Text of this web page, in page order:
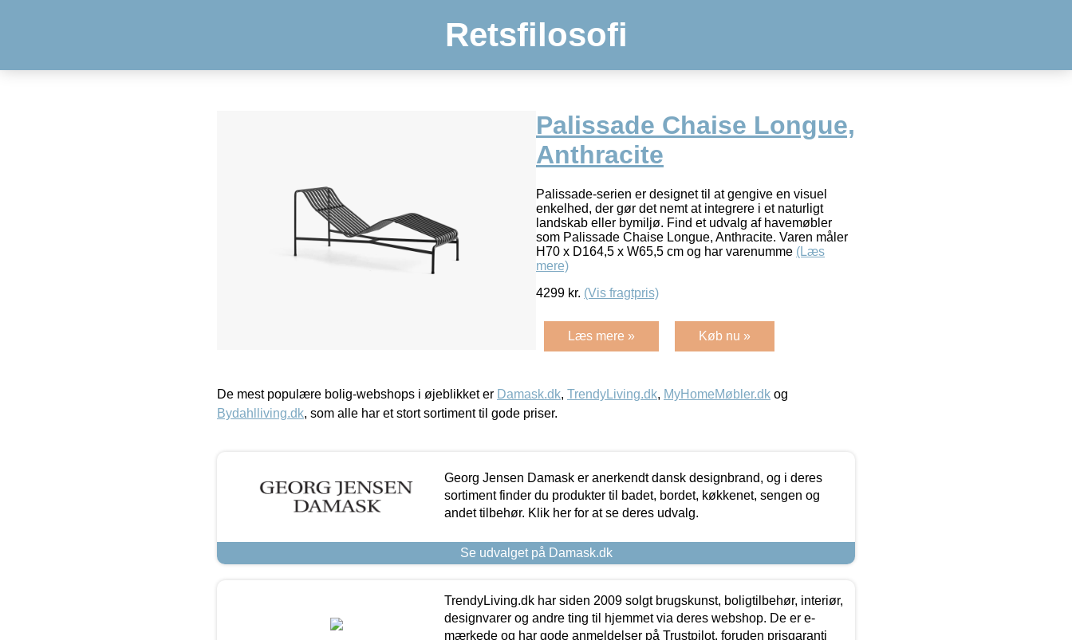
Retsfilosofi
Palissade Chaise Longue,
Anthracite
Palissade-serien er designet til at gengive en visuel
enkelhed, der gør det nemt at integrere i et naturligt
landskab eller bymiljø. Find et udvalg af havemøbler
som Palissade Chaise Longue, Anthracite. Varen måler
H70 x D164,5 x W65,5 cm og har varenumme (Læs
mere)
4299 kr. (Vis fragtpris)
Læs mere » Køb nu »
De mest populære bolig-webshops i øjeblikket er Damask.dk, TrendyLiving.dk, MyHomeMøbler.dk og
Bydahlliving.dk, som alle har et stort sortiment til gode priser.
Georg Jensen Damask er anerkendt dansk designbrand, og i deres
sortiment finder du produkter til badet, bordet, køkkenet, sengen og
andet tilbehør. Klik her for at se deres udvalg.
Se udvalget på Damask.dk
TrendyLiving.dk har siden 2009 solgt brugskunst, boligtilbehør, interiør,
designvarer og andre ting til hjemmet via deres webshop. De er e-
mærkede og har gode anmeldelser på Trustpilot, foruden prisgaranti